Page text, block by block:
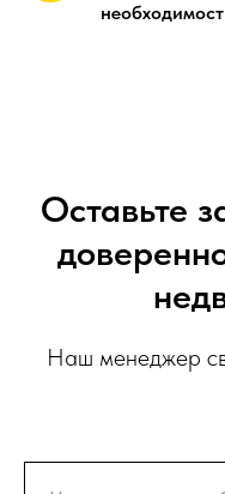
Оставьте
Наш менеджер